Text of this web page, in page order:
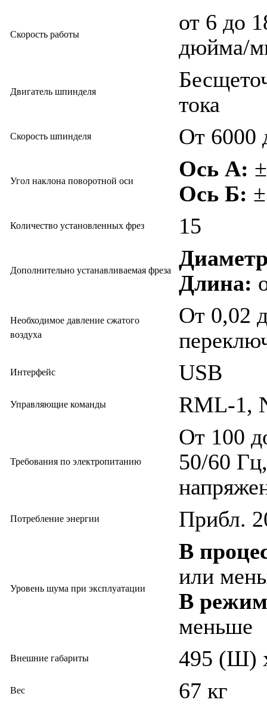
Скорость работы
от 6 до
дюйма/
Двигатель шпинделя
тока
Скорость шпинделя От 6000
Угол наклона поворотной оси Ось А:
Ось Б:
Количество установленных фрез 15
Дополнительно устанавливаемая фреза
Длина:
Необходимое давление сжатого
воздуха
От 0,02
Интерфейс USB
Управляющие команды RML-1,
Требования по электропитанию
От 100
50/60
Потребление энергии Прибл.
Уровень шума при эксплуатации
В
или
В
меньше
Внешние габариты 495 (Ш)
Вес 67 кг